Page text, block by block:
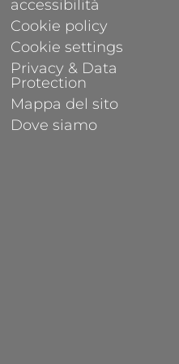
accessibilità
Cookie policy
Cookie settings
Privacy & Data
Protection
Mappa del sito
Dove siamo